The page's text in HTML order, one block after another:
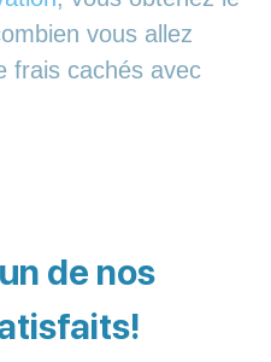
vous allez
frais cachés avec
de nos